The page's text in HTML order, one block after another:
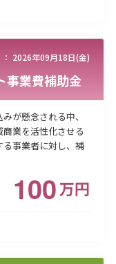
2026年09月18日(金)
事業費補助金
が懸念される中、
業を活性化させる
事業者に対し、補
100万円